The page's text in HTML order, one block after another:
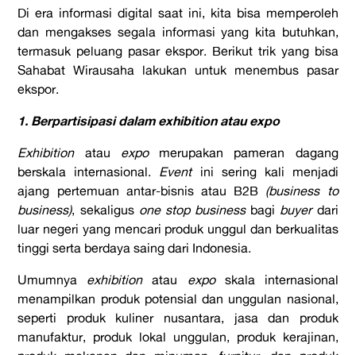
Di era informasi digital saat ini, kita bisa memperoleh
dan mengakses segala informasi yang kita butuhkan,
termasuk peluang pasar ekspor. Berikut trik yang bisa
Sahabat Wirausaha lakukan untuk menembus pasar
ekspor.
1. Berpartisipasi dalam exhibition atauexpo
Exhibitionatau expomerupakan pameran dagang
berskala internasional. Eventini sering kali menjadi
ajang pertemuan antar-bisnis atau B2B (business to
business), sekaligus one stop businessbagi buyerdari
luar negeri yang mencari produk unggul dan berkualitas
tinggi serta berdaya saing dari Indonesia.
Umumnya exhibitionatau exposkala internasional
menampilkan produk potensial dan unggulan nasional,
seperti produk kuliner nusantara, jasa dan produk
manufaktur, produk lokal unggulan, produk kerajinan,